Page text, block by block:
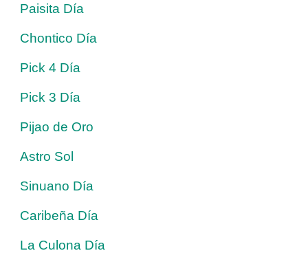
Paisita Día
Chontico Día
Pick 4 Día
Pick 3 Día
Pijao de Oro
Astro Sol
Sinuano Día
Caribeña Día
La Culona Día